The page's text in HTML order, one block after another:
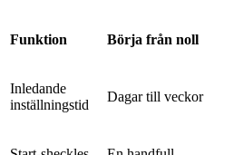
Funktion Börja från noll
Inledande
inställningstid
Dagar till veckor